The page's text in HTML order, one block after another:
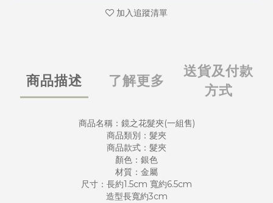
加入追蹤清單
商品描述 了解更多
送貨及付款
方式
商品名稱：鏡之花髮夾(一組售)
商品類別：髮夾
商品款式：髮夾
顏色：銀色
材質：金屬
尺寸：長約1.5cm 寬約6.5cm
造型長寬約3cm